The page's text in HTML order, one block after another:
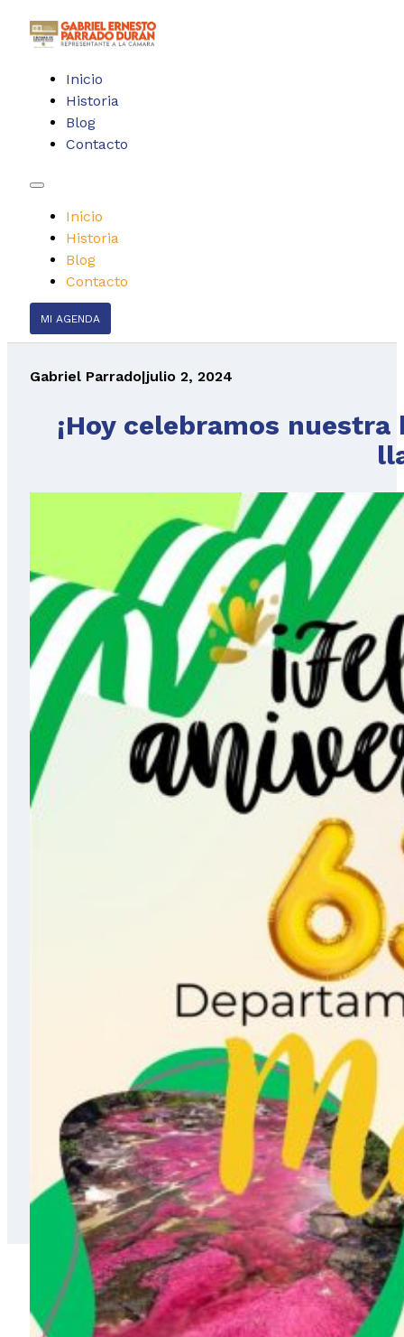
Inicio
Historia
Blog
Contacto
Inicio
Historia
Blog
Contacto
MI AGENDA
Gabriel Parrado|julio 2, 2024
¡Hoy celebramos